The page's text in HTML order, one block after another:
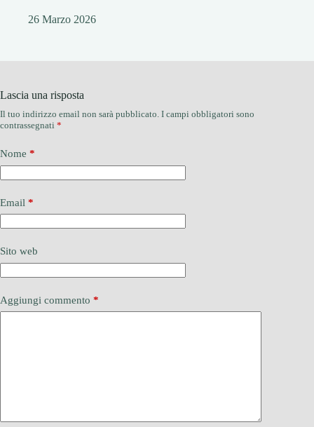
26 Marzo 2026
Lascia una risposta
Il tuo indirizzo email non sarà pubblicato. I campi obbligatori sono
contrassegnati *
Nome *
Email *
Sito web
Aggiungi commento *